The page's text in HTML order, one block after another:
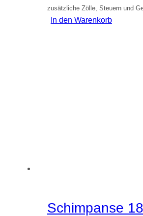
zusätzliche Zölle, Steuern und
In den Warenkorb
Schimpanse